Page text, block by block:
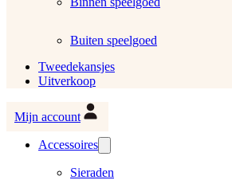
Buiten speelgoed
Tweedekansjes
Uitverkoop
Mijn account
Accessoires
Sieraden